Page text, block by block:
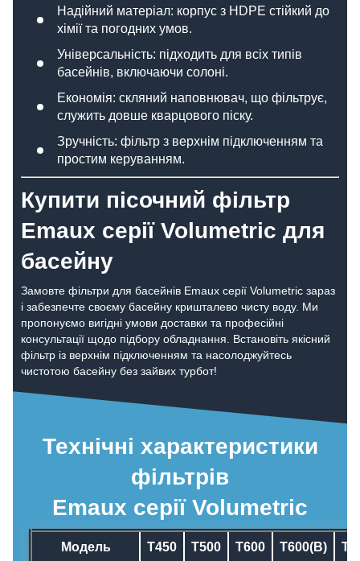
Надійний матеріал: корпус з HDPE стійкий до
хімії та погодних умов.
Універсальність: підходить для всіх типів
басейнів, включаючи солоні.
Економія: скляний наповнювач, що фільтрує,
служить довше кварцового піску.
Зручність: фільтр з верхнім підключенням та
простим керуванням.
Купити пісочний фільтр
Emaux серії Volumetric для
басейну
Замовте фільтри для басейнів Emaux серії Volumetric зараз
і забезпечте своєму басейну кришталево чисту воду. Ми
пропонуємо вигідні умови доставки та професійні
консультації щодо підбору обладнання. Встановіть якісний
фільтр із верхнім підключенням та насолоджуйтесь
чистотою басейну без зайвих турбот!
Технічні характеристики
фільтрів
Emaux серії Volumetric
Модель T450 T500 T600 T600(B)